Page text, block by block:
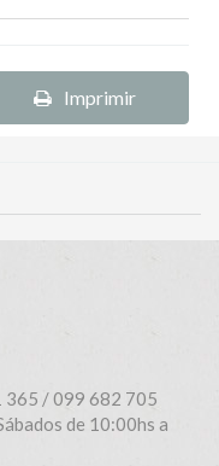
Imprimir
/ 099 682 705
de 10:00hs a